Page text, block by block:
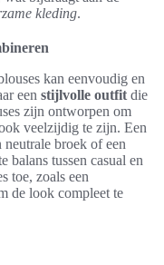
kleding.
kan eenvoudig en
een stijlvolle outfit die
zijn ontworpen om
veelzijdig te zijn. Een
neutrale broek of een
tussen casual en
toe, zoals een
de look compleet te